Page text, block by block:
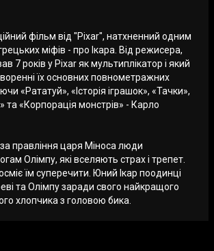
фільм від "Pixar", натхненний одним
міфів - про Ікара. Від режисера,
7 років у Pixar як мультиплікатор і який
їх основних повнометражних
«Рататуй», «Історія іграшок», «Тачки»,
та «Корпорація монстрів» - Карло
правління царя Міноса люди
Олімпу, які вселяють страх і трепет.
їм суперечити. Юний Ікар поодинці
та Олімпу заради свого найкращого
хлопчика з головою бика.